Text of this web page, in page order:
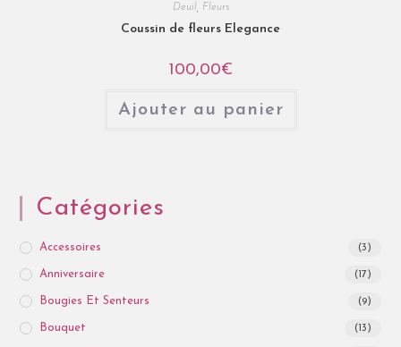
Deuil Fleurs
Coussin de fleurs Elegance
100,00€
Ajouter au panier
Catégories
Accessoires (3)
Anniversaire (17)
Bougies Et Senteurs (9)
Bouquet (13)